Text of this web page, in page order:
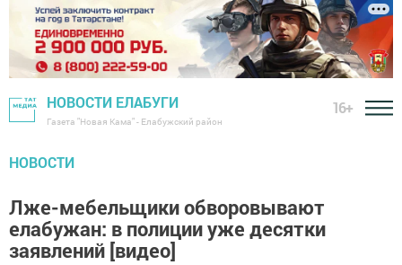
НОВОСТИ ЕЛАБУГИ
Газета "Новая Кама" - Елабужский район
16+
НОВОСТИ
Лже-мебельщики обворовывают
елабужан: в полиции уже десятки
заявлений [видео]